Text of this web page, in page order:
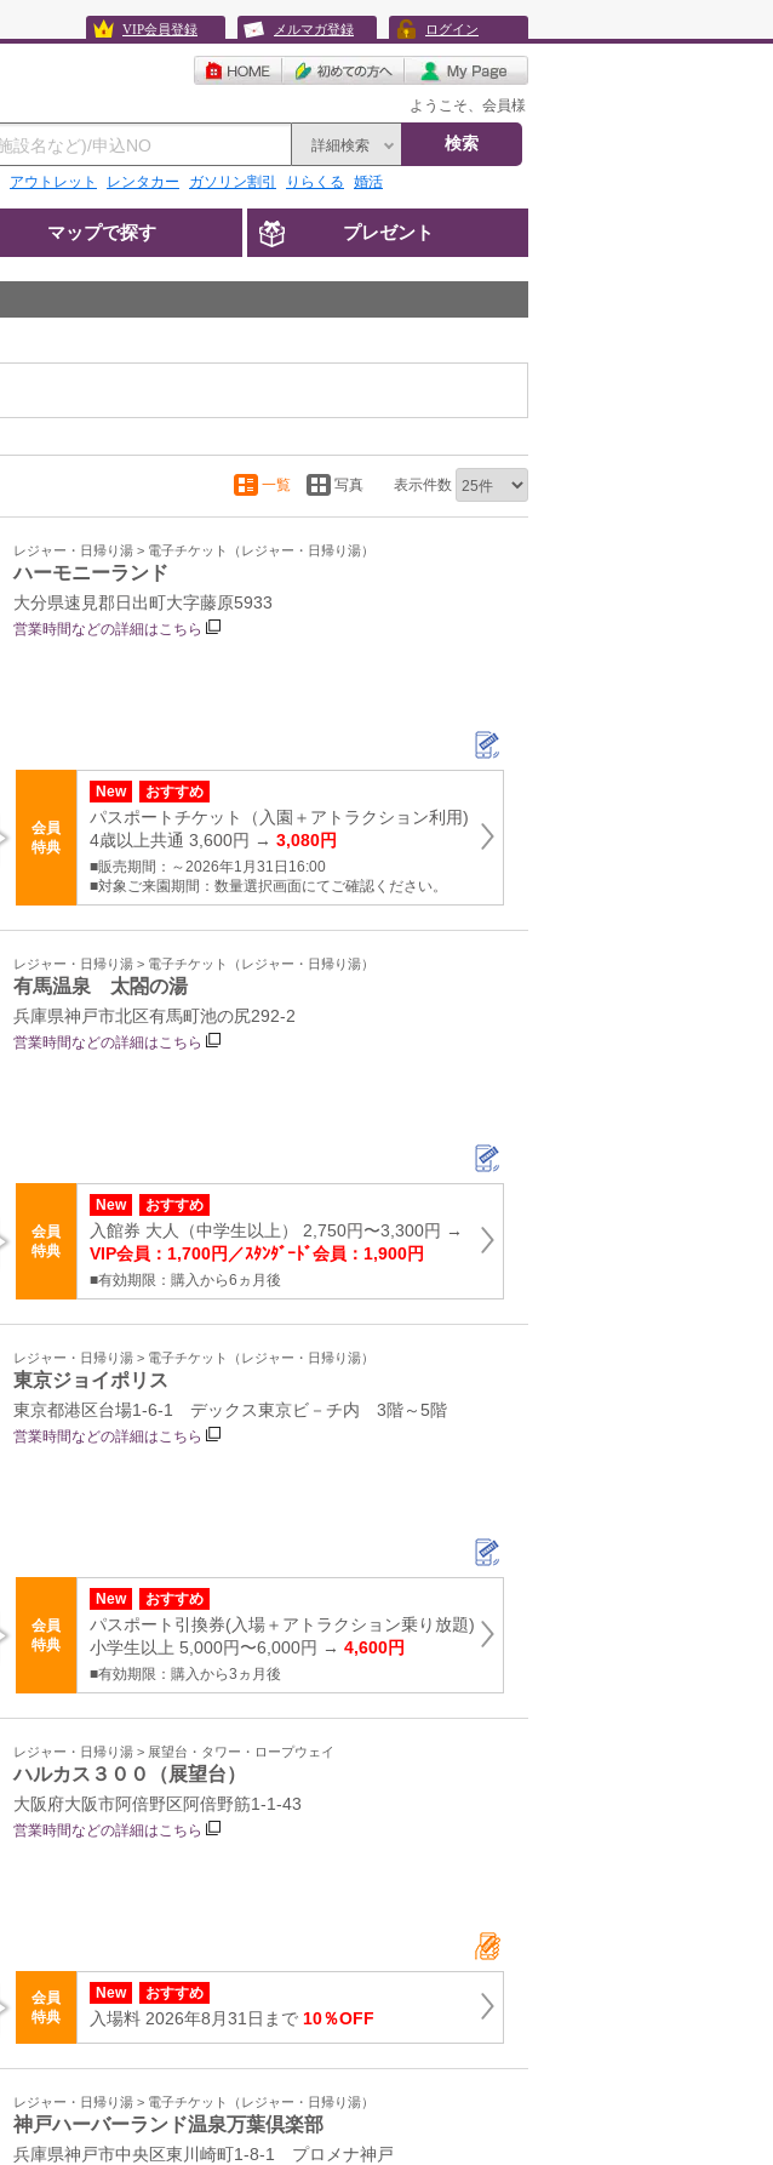
VIP会員登録 メルマガ登録 ログイン
ようこそ、会員様
詳細検索 検索
アウトレット レンタカー ガソリン割引 りらくる 婚活
マップで探す プレゼント
一覧 写真 表示件数
レジャー・日帰り湯 > 電子チケット（レジャー・日帰り湯）
ハーモニーランド
大分県速見郡日出町大字藤原5933
営業時間などの詳細はこちら
会員
特典
New おすすめ
パスポートチケット（入園＋アトラクション利用)
4歳以上共通 3,600円 → 3,080円
■販売期間：～2026年1月31日16:00
■対象ご来園期間：数量選択画面にてご確認ください。
レジャー・日帰り湯 > 電子チケット（レジャー・日帰り湯）
有馬温泉 太閤の湯
兵庫県神戸市北区有馬町池の尻292‐2
営業時間などの詳細はこちら
会員
特典
New おすすめ
入館券 大人（中学生以上） 2,750円〜3,300円 →
VIP会員：1,700円／ｽﾀﾝﾀﾞｰﾄﾞ会員：1,900円
■有効期限：購入から6ヵ月後
レジャー・日帰り湯 > 電子チケット（レジャー・日帰り湯）
東京ジョイポリス
東京都港区台場1-6-1 デックス東京ビ－チ内 3階～5階
営業時間などの詳細はこちら
会員
特典
New おすすめ
パスポート引換券(入場＋アトラクション乗り放題)
小学生以上 5,000円〜6,000円 → 4,600円
■有効期限：購入から3ヵ月後
レジャー・日帰り湯 > 展望台・タワー・ロープウェイ
ハルカス３００（展望台）
大阪府大阪市阿倍野区阿倍野筋1-1-43
営業時間などの詳細はこちら
会員
特典
New おすすめ
入場料 2026年8月31日まで 10％OFF
レジャー・日帰り湯 > 電子チケット（レジャー・日帰り湯）
神戸ハーバーランド温泉万葉倶楽部
兵庫県神戸市中央区東川崎町1-8-1 プロメナ神戸